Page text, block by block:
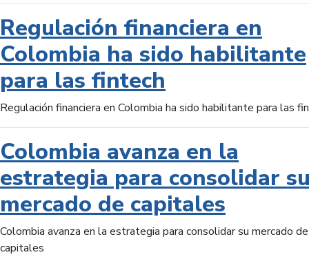
Regulación financiera en
Colombia ha sido habilitante
para las fintech
Regulación financiera en Colombia ha sido habilitante para las
Colombia avanza en la
estrategia para consolidar
mercado de capitales
Colombia avanza en la estrategia para consolidar su mercado de
capitales